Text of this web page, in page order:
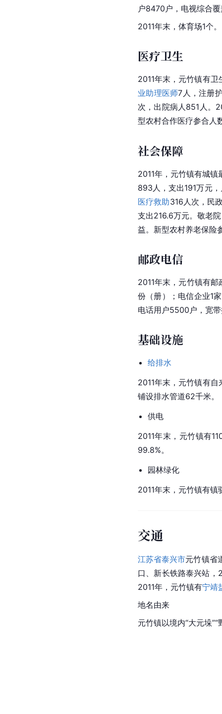
户8470户，电视综合
2011年末，体育场1个
医疗卫生
2011年末，元竹镇有
业助理医师7人，注册
次，出院病人851人。
型农村合作医疗参合人
社会保障
2011年，元竹镇有城
893人，支出191万元
医疗救助316人次，民
支出216.6万元。敬老
益。新型农村养老保险
邮政电信
2011年末，元竹镇有
份（册）；电信企业1
电话用户5500户，宽
基础设施
给排水
2011年末，元竹镇有
铺设排水管道62千米。
供电
2011年末，元竹镇有
99.8%。
园林绿化
2011年末，元竹镇有
交通
江苏省泰兴市元竹镇省
口、新长铁路泰兴站，
2011年，元竹镇有宁靖
地名由来
元竹镇以境内“大元垛